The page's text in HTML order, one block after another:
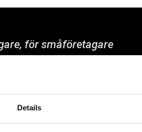
Details
för småföretagare
företag med företagaren i